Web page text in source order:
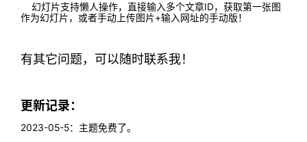
幻灯片支持懒人操作，直接输入多个文章ID，获取第一张图
作为幻灯片，或者手动上传图片+输入网址的手动版！
有其它问题，可以随时联系我！
更新记录：
2023-05-5：主题免费了。